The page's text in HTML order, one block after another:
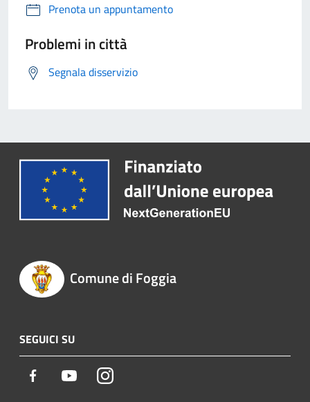
Prenota un appuntamento
Problemi in città
Segnala disservizio
Comune di Foggia
SEGUICI SU
Facebook YoutubeInstagram